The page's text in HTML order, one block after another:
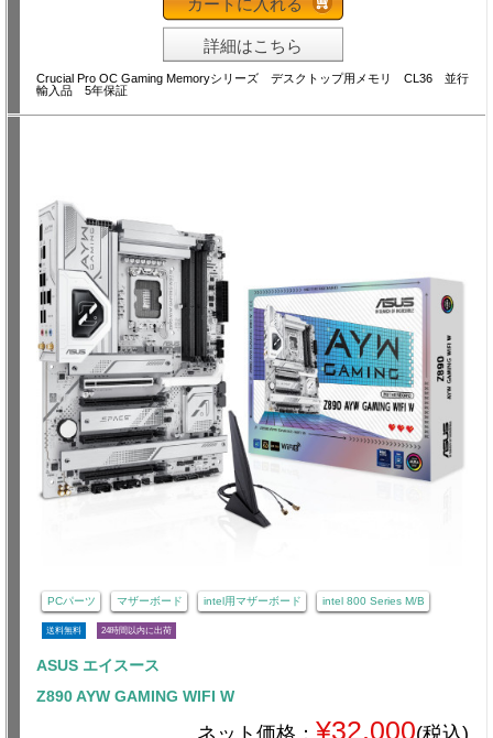
カートに入れる
詳細はこちら
Crucial Pro OC Gaming Memoryシリーズ デスクトップ用メモリ CL36 並行
輸入品 5年保証
PCパーツ マザーボード intel用マザーボード intel 800 Series M/B
送料無料 24時間以内に出荷
ASUS エイスース
Z890 AYW GAMING WIFI W
¥32,000